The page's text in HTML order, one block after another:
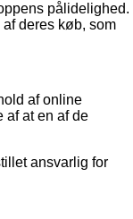
pålidelighed.
deres køb, som
af online
af at en af de
ansvarlig for